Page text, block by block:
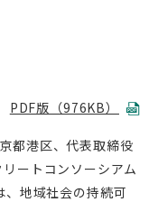
PDF版（976KB）
都港区、代表取締役
ートコンソーシアム
、地域社会の持続可